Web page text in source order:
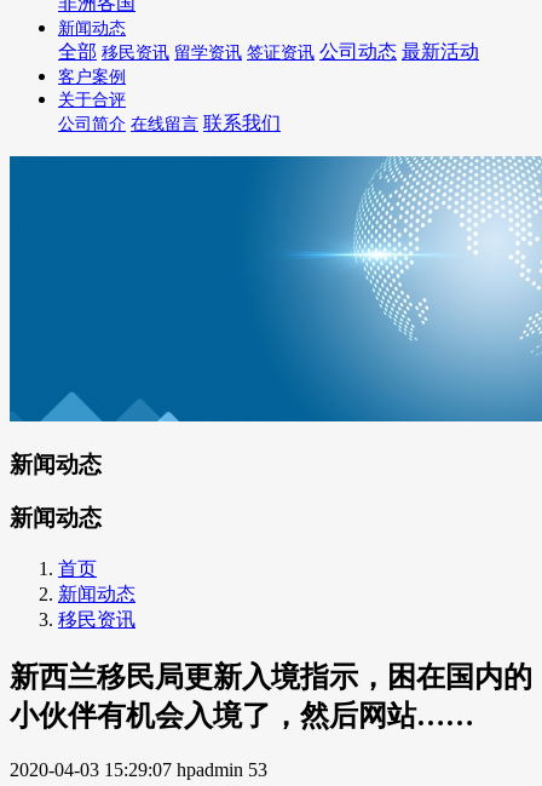
新闻动态
全部 移民资讯 留学资讯 签证资讯 公司动态 最新活动
客户案例
关于合评
公司简介 在线留言 联系我们
新闻动态
新闻动态
首页
新闻动态
移民资讯
新西兰移民局更新入境指示，困在国内的
小伙伴有机会入境了，然后网站……
2020-04-03 15:29:07 hpadmin 53